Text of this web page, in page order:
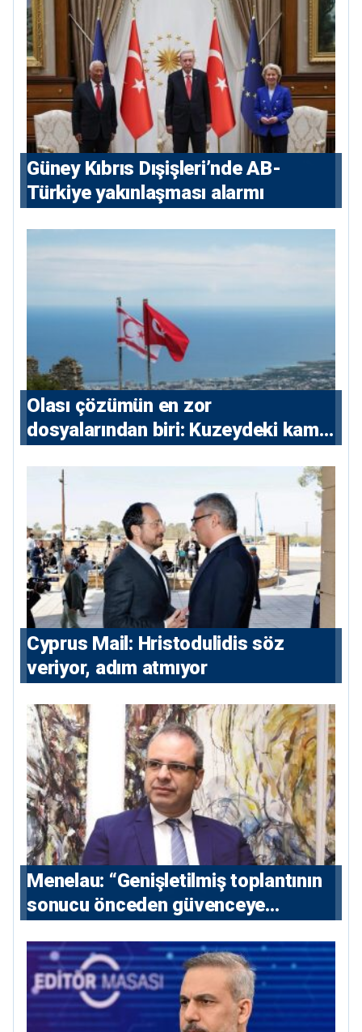
Güney Kıbrıs Dışişleri’nde AB-
Türkiye yakınlaşması alarmı
Olası çözümün en zor
dosyalarından biri: Kuzeydeki kamu
⁠Cyprus Mail: Hristodulidis söz
veriyor, adım atmıyor
Menelau: “Genişletilmiş toplantının
sonucu önceden güvenceye